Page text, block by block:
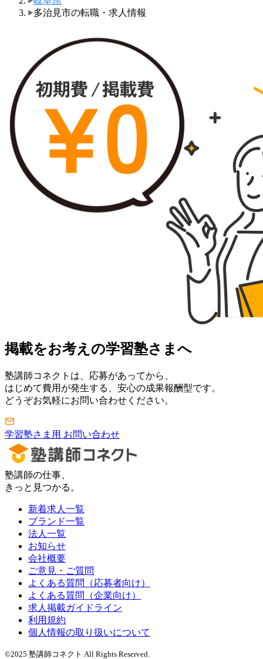
多治見市の転職・求人情報
掲載をお考えの学習塾さまへ
塾講師コネクトは、応募があってから、
はじめて費用が発生する、安心の成果報酬型です。
どうぞお気軽にお問い合わせください。
学習塾さま用 お問い合わせ
塾講師の仕事、
きっと見つかる。
新着求人一覧
ブランド一覧
法人一覧
お知らせ
会社概要
ご意見・ご質問
よくある質問（応募者向け）
よくある質問（企業向け）
求人掲載ガイドライン
利用規約
個人情報の取り扱いについて
©2025 塾講師コネクト All Rights Reserved.